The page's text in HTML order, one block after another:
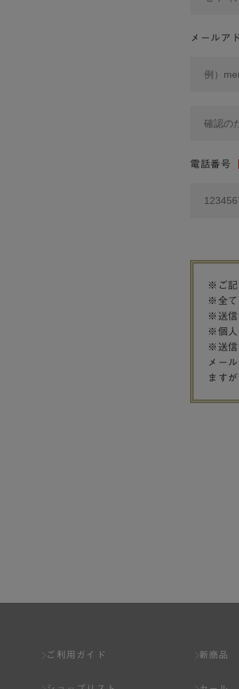
メールア
電話番号
※ご記
※全て
※送信
※個人
※送信
メー
ます
ご利用ガイド 新商品